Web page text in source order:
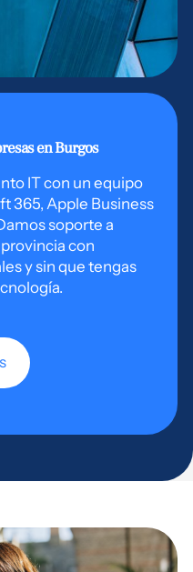
en Burgos
IT con un equipo
365, Apple Business
soporte a
con
y sin que tengas